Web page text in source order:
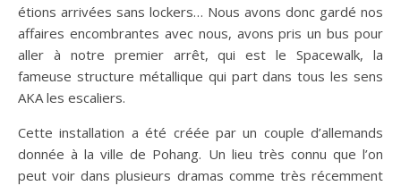
étions arrivées sans lockers… Nous avons donc gardé nos
affaires encombrantes avec nous, avons pris un bus pour
aller à notre premier arrêt, qui est le Spacewalk, la
fameuse structure métallique qui part dans tous les sens
AKA les escaliers.
Cette installation a été créée par un couple d’allemands
donnée à la ville de Pohang. Un lieu très connu que l’on
peut voir dans plusieurs dramas comme très récemment